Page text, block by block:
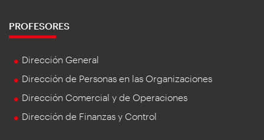
PROFESORES
Dirección General
Dirección de Personas en las Organizaciones
Dirección Comercial y de Operaciones
Dirección de Finanzas y Control